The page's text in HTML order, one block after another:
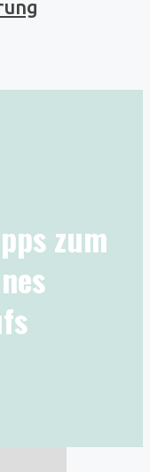
zum